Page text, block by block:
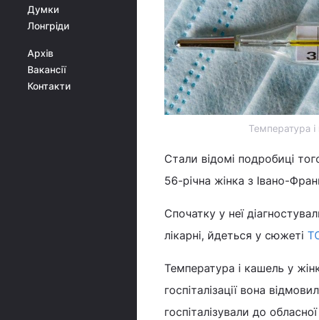
Думки
Лонгріди
Архів
Вакансії
Контакти
Температура
Стали відомі подробиці
56-річна жінка з Івано-
Спочатку у неї
лікарні, йдеться у сюжеті
Температура і кашель у
госпіталізації вона
госпіталізували до